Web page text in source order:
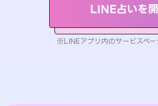
LINE占いを
※LINEアプリ内のサービスペ